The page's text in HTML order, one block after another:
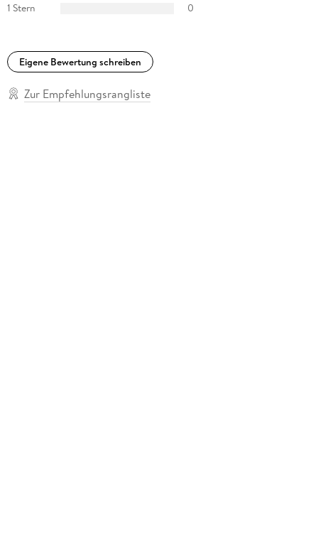
1 Stern
0
Eigene Bewertung schreiben
Zur Empfehlungsrangliste